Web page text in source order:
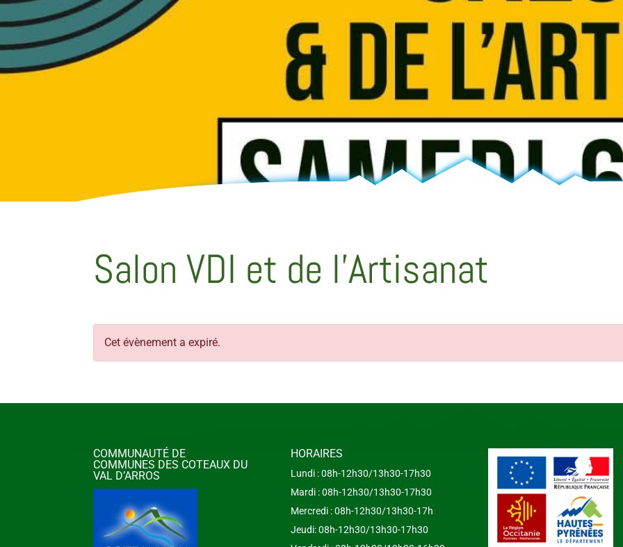
Salon VDI et de l’Artisanat
Cet évènement a expiré.
COMMUNAUTÉ DE
COMMUNES DES COTEAUX DU
VAL D’ARROS
HORAIRES
Lundi : 08h-12h30/13h30-17h30
Mardi : 08h-12h30/13h30-17h30
Mercredi : 08h-12h30/13h30-17h
Jeudi: 08h-12h30/13h30-17h30